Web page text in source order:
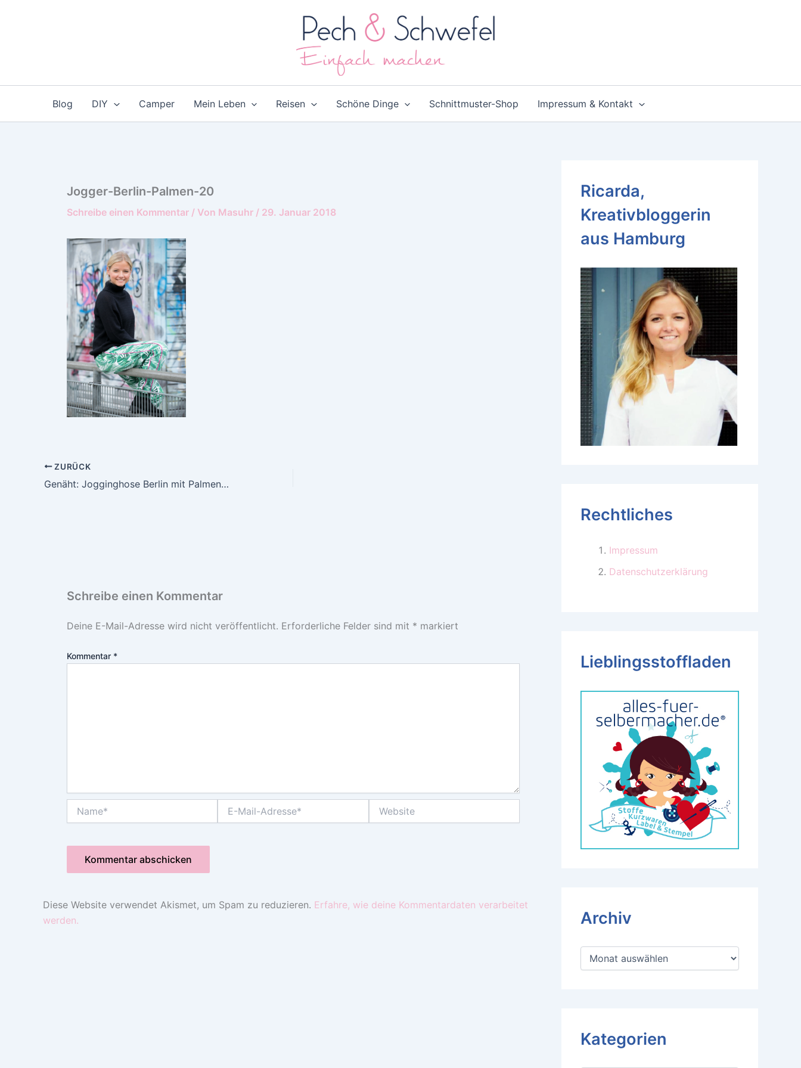
Blog DIY Camper Mein Leben Reisen Schöne Dinge Schnittmuster-Shop Impressum & Kontakt
Jogger-Berlin-Palmen-20
Schreibe einen Kommentar / Von Masuhr / 29. Januar 2018
ZURÜCK
Genäht: Jogginghose Berlin mit Palmenblättern
Schreibe einen Kommentar
Deine E-Mail-Adresse wird nicht veröffentlicht. Erforderliche Felder sind mit * markiert
Kommentar *
Mail-
Diese Website verwendet Akismet, um Spam zu reduzieren. Erfahre, wie deine Kommentardaten verarbeitet
werden.
Ricarda,
Kreativbloggerin
aus Hamburg
Rechtliches
Impressum
Datenschutzerklärung
Lieblingsstoffladen
Archiv
A
Kategorien